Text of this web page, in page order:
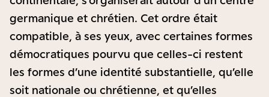
germanique et chrétien. Cet ordre était
compatible, à ses yeux, avec certaines formes
démocratiques pourvu que celles-ci restent
les formes d’une identité substantielle, qu’elle
soit nationale ou chrétienne, et qu’elles